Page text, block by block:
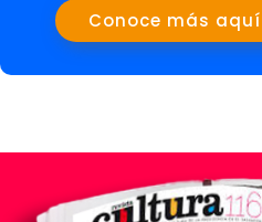
Conoce más aquí